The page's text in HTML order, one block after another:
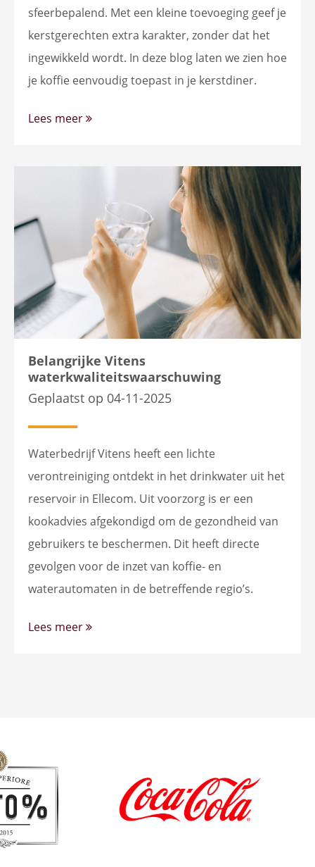
sfeerbepalend. Met een kleine toevoeging geef je
kerstgerechten extra karakter, zonder dat het
ingewikkeld wordt. In deze blog laten we zien hoe
je koffie eenvoudig toepast in je kerstdiner.
Lees meer
Belangrijke Vitens
waterkwaliteitswaarschuwing
Geplaatst op 04-11-2025
Waterbedrijf Vitens heeft een lichte
verontreiniging ontdekt in het drinkwater uit het
reservoir in Ellecom. Uit voorzorg is er een
kookadvies afgekondigd om de gezondheid van
gebruikers te beschermen. Dit heeft directe
gevolgen voor de inzet van koffie- en
waterautomaten in de betreffende regio’s.
Lees meer